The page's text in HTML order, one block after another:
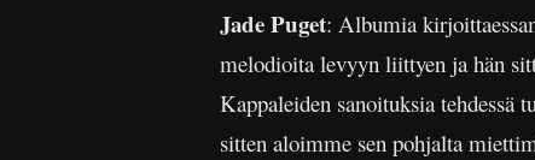
Jade Puget: Albumia
melodioita levyyn liittyen ja hän
Kappaleiden sanoituksia tehdessä
sitten aloimme sen pohjalta